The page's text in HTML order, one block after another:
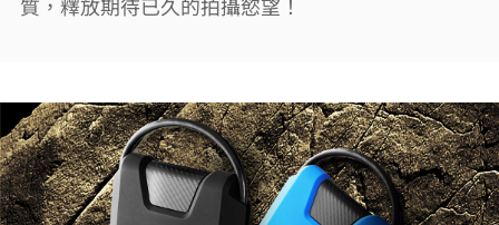
質，釋放期待已久的拍攝慾望！